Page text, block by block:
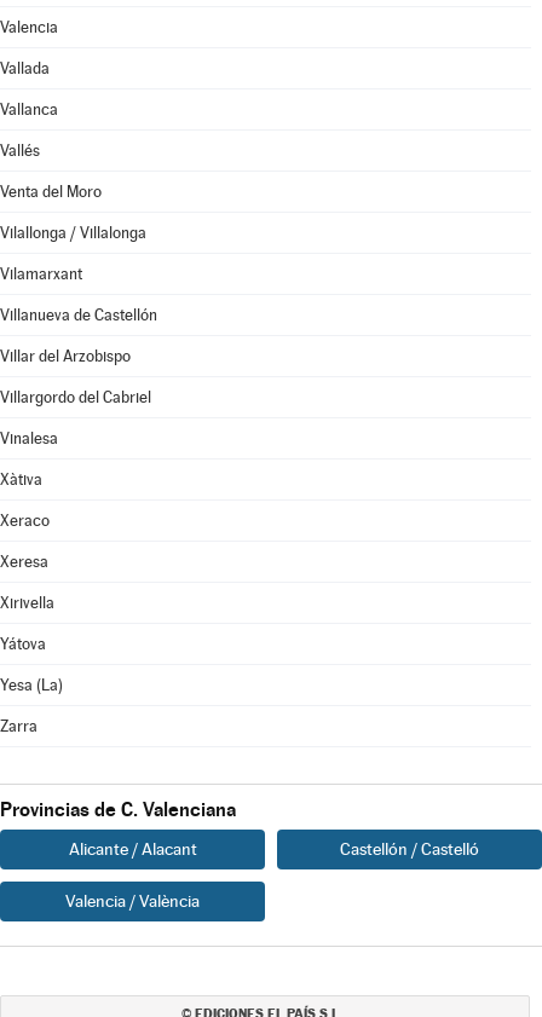
Valencia
Vallada
Vallanca
Vallés
Venta del Moro
Vilallonga / Villalonga
Vilamarxant
Villanueva de Castellón
Villar del Arzobispo
Villargordo del Cabriel
Vinalesa
Xàtiva
Xeraco
Xeresa
Xirivella
Yátova
Yesa (La)
Zarra
Provincias de C. Valenciana
Alicante / Alacant Castellón / Castelló
Valencia / València
EDICIONES EL PAÍS S.L.